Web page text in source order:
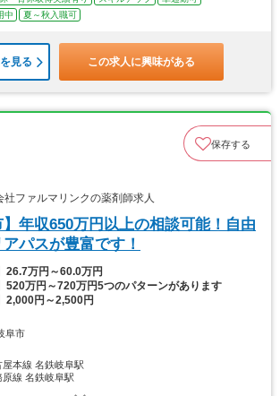
中 夏～秋入職可
見る この求人に興味がある
保存する
ファルマリンクの薬剤師求人
】年収650万円以上の相談可能！自由
パスが豊富です！
26.7万円～60.0万円
520万円～720万円5つのパターンがあります
2,000円～2,500円
阜市
屋本線 名鉄岐阜駅
原線 名鉄岐阜駅